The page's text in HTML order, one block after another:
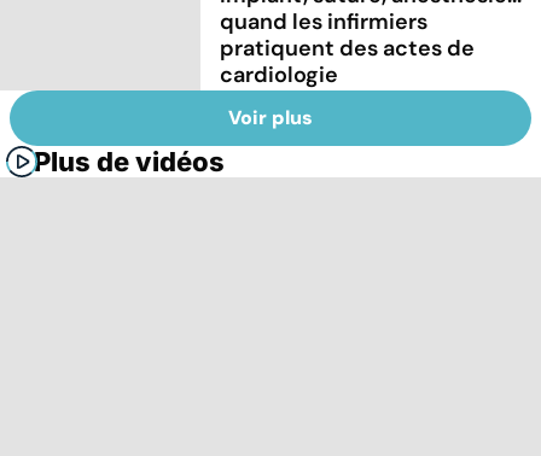
quand les infirmiers
pratiquent des actes de
cardiologie
Voir plus
Plus de vidéos